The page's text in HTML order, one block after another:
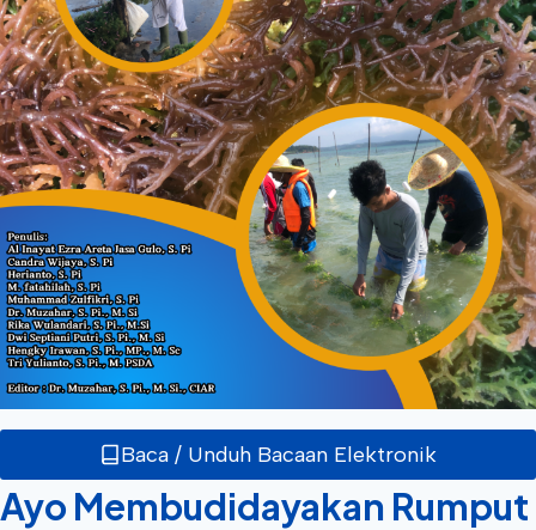
Baca / Unduh Bacaan Elektronik
Ayo Membudidayakan Rumput